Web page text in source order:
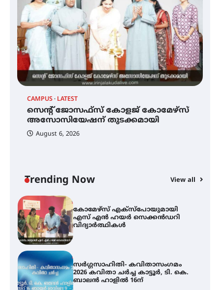
CAMPUS LATEST
സെന്റ് ജോസഫ്സ് കോളജ് കോമേഴ്‌സ്
അസോസിയേഷന് തുടക്കമായി
August 6, 2026
Trending Now View all
സ്വദേശി ആതിര എം കെ യുടെ
നേട്ടം പ്രതിസന്ധികളോട് പൊരുതി
മെഡിക്കൽ ക്യാമ്പ്
സെന്റ് ജോസഫ്സ് കോളജ്
കോമേഴ്‌സ് അസോസിയേഷന്
തുടക്കമായി
സർഗ്ഗസാഹിതി- കവിതാസംഗമം
2026 കവിതാ ചർച്ച കാട്ടൂർ, ടി. കെ.
ബാലൻ ഹാളിൽ 16ന്
ഇടത്തരം മഴയ്ക്കും കാറ്റിനും
സാധ്യത ഇരിങ്ങാലക്കുടയിൽ 4.4
മില്ലി മീറ്റർ മഴ ലഭിച്ചു